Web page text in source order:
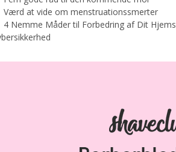
Værd at vide om menstruationssmerter
4 Nemme Måder til Forbedring af Dit Hjems